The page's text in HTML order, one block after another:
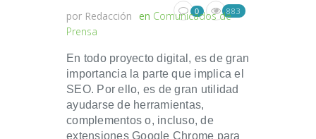
por Redacción en Comunicados de
Prensa
0 883
En todo proyecto digital, es de gran
importancia la parte que implica el
SEO. Por ello, es de gran utilidad
ayudarse de herramientas,
complementos o, incluso, de
extensiones Google Chrome para